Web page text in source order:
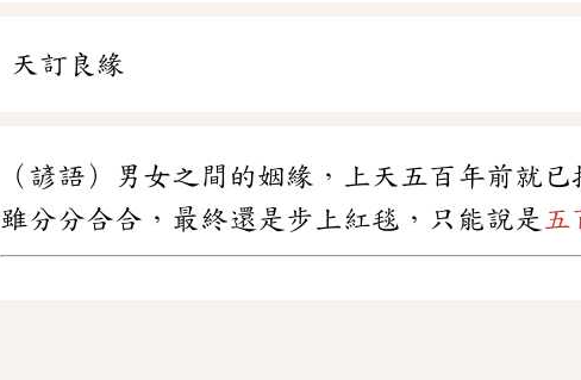
天訂良緣
（諺語）男女之間的姻緣，上天五百年前就
雖分分合合，最終還是步上紅毯，只能說是 五